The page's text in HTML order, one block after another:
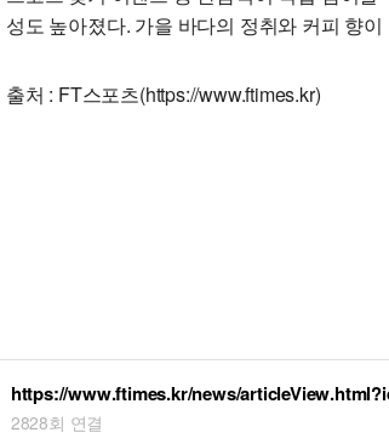
성도 높아졌다. 가을 바다의 정취와 커피 향
출처 : FT스포츠(https://www.ftimes.kr)
https://www.ftimes.kr/news/
2828회 연결